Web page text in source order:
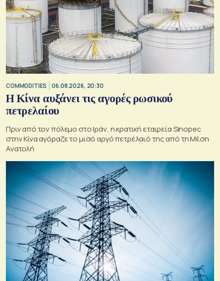
COMMODITIES 06.08.2026, 20:30
Η Κίνα αυξάνει τις αγορές ρωσικού
πετρελαίου
Πριν από τον πόλεμο στο Ιράν, η κρατική εταιρεία Sinopec
στην Κίνα αγόραζε το μισό αργό πετρέλαιό της από τη Μέση
Ανατολή